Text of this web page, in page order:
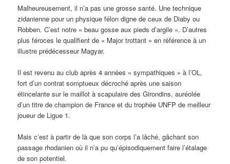
Malheureusement, il n’a pas une grosse santé. Une technique
zidanienne pour un physique félon digne de ceux de Diaby ou
Robben. C’est notre « beau gosse aux pieds d’argile ». D’autres
plus féroces le qualifient de « Major trottant » en référence à un
illustre prédécesseur Magyar.
Il est revenu au club après 4 années « sympathiques » à l’OL,
fort d’un contrat somptueux décroché après une saison
étincelante sur le maillot à scapulaire des Girondins, auréolée
d’un titre de champion de France et du trophée UNFP de meilleur
joueur de Ligue 1.
Mais c’est à partir de là que son corps l’a lâché, gâchant son
passage rhodanien où il n’a pu qu’épisodiquement faire l’étalage
de son potentiel.